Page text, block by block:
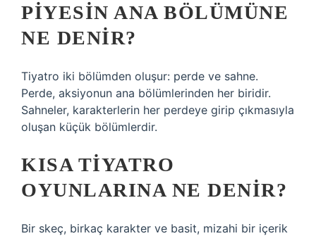
PIYESIN ANA BÖLÜMÜNE
NE DENIR?
Tiyatro iki bölümden oluşur: perde ve sahne.
Perde, aksiyonun ana bölümlerinden her biridir.
Sahneler, karakterlerin her perdeye girip çıkmasıyla
oluşan küçük bölümlerdir.
KISA TIYATRO
OYUNLARINA NE DENIR?
Bir skeç, birkaç karakter ve basit, mizahi bir içerik